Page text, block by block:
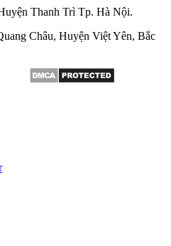
Thanh Trì Tp. Hà Nội.
Châu, Huyện Việt Yên, Bắc